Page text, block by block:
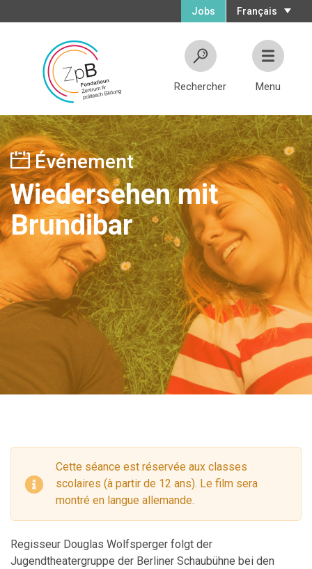
Français
Jobs
Rechercher Menu
Événement
Wiedersehen mit
Brundibar
Cette séance est réservée aux classes
scolaires (à partir de 12 ans). Le film sera
montré en langue allemande.
Regisseur Douglas Wolfsperger folgt der
Jugendtheatergruppe der Berliner Schaubühne bei den